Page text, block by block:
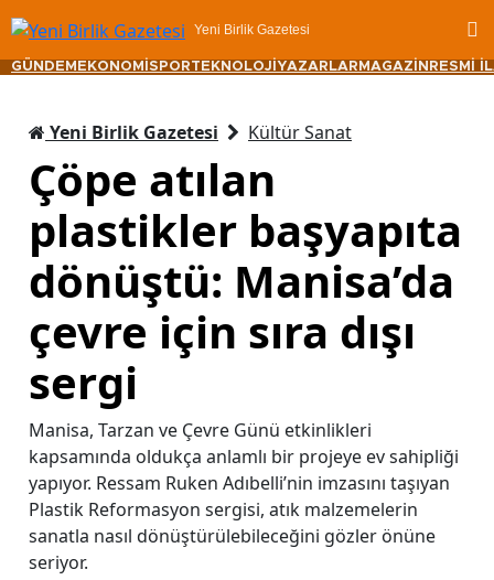
Yeni Birlik Gazetesi
GÜNDEM EKONOMİ SPORTEKNOLOJİ YAZARLAR MAGAZİN RESMİ
Yeni Birlik Gazetesi Kültür Sanat
Çöpe atılan
plastikler başyapıta
dönüştü: Manisa’da
çevre için sıra dışı
sergi
Manisa, Tarzan ve Çevre Günü etkinlikleri
kapsamında oldukça anlamlı bir projeye ev sahipliği
yapıyor. Ressam Ruken Adıbelli’nin imzasını taşıyan
Plastik Reformasyon sergisi, atık malzemelerin
sanatla nasıl dönüştürülebileceğini gözler önüne
seriyor.